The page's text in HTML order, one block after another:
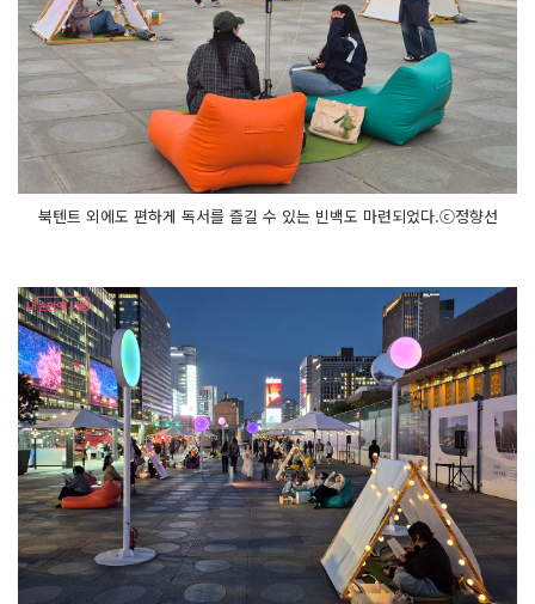
북텐트 외에도 편하게 독서를 즐길 수 있는 빈백도 마련되었다.ⓒ정향선